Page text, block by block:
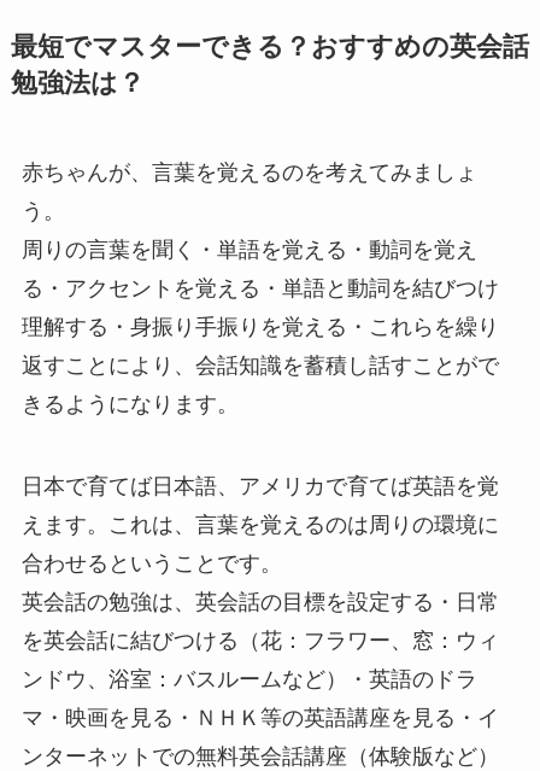
最短でマスターできる？おすすめの英会話
勉強法は？
赤ちゃんが、言葉を覚えるのを考えてみましょ
う。
周りの言葉を聞く・単語を覚える・動詞を覚え
る・アクセントを覚える・単語と動詞を結びつけ
理解する・身振り手振りを覚える・これらを繰り
返すことにより、会話知識を蓄積し話すことがで
きるようになります。
日本で育てば日本語、アメリカで育てば英語を覚
えます。これは、言葉を覚えるのは周りの環境に
合わせるということです。
英会話の勉強は、英会話の目標を設定する・日常
を英会話に結びつける（花：フラワー、窓：ウィ
ンドウ、浴室：バスルームなど）・英語のドラ
マ・映画を見る・ＮＨＫ等の英語講座を見る・イ
ンターネットでの無料英会話講座（体験版など）